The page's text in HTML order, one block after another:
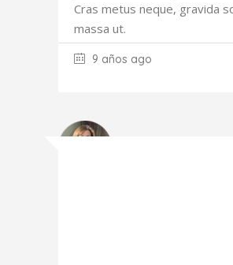
Cras metus neque, gravida
massa ut.
9 años ago